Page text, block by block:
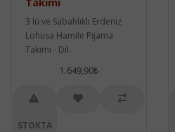
3 lü ve Sabahlıklı Erdeniz
Lohusa Hamile Pijama
Takımı - Dil..
1.649,90₺
STOKTA